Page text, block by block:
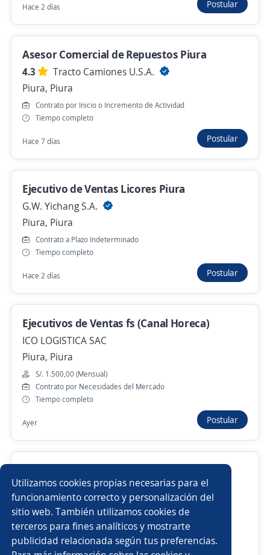
Ejecutivo de Ventas Culqi Piura
ManpowerGroup RPO
Hace 14 horas
Se precisa Urgente
Ejecutivo de Ventas/Casas Techo
Propio/Piura Castilla
4,2
Los Portales
Castilla, Piura
Hace 20 horas
Nuevas ofertas de empleo
Empleos similares
Comercial telecomunicaciones
Asesor/a inmobiliario Administrador/a
Sub jefe de almacén Analista comercial
Gerente de cuentas clave Supervisor/a de terreno
Buscar es más fácil en la app
Hace 2 días Postular
Asesor Comercial de Repuestos Piura
4.3
Tracto Camiones U.S.A.
Piura, Piura
Contrato por Inicio o Incremento de Actividad
Tiempo completo
Hace 7 días Postular
Ejecutivo de Ventas Licores Piura
G.W. Yichang S.A.
Piura, Piura
Contrato a Plazo Indeterminado
Tiempo completo
Hace 2 días Postular
Ejecutivos de Ventas fs (Canal Horeca)
ICO LOGISTICA SAC
Piura, Piura
S/. 1.500,00 (Mensual)
Contrato por Necesidades del Mercado
Tiempo completo
Ayer Postular
4.1
Representaciones Castillo S.A.
Piura, Piura
S/. 2.500,00 (Mensual)
Contrato por Inicio o Incremento de Actividad
Tiempo completo
Utilizamos cookies propias necesarias para el
funcionamiento correcto y personalización del
sitio web. También utilizamos cookies de
terceros para fines analíticos y mostrarte
publicidad relacionada según tus preferencias.